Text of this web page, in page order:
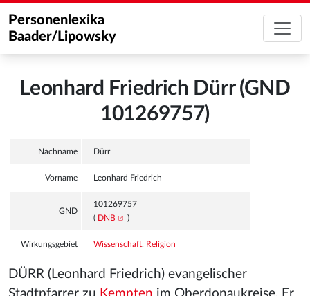
Personenlexika
Baader/Lipowsky
Leonhard Friedrich Dürr (GND
101269757)
Nachname Dürr
Vorname Leonhard Friedrich
GND
101269757
( DNB )
Wirkungsgebiet Wissenschaft, Religion
DÜRR (Leonhard Friedrich) evangelischer